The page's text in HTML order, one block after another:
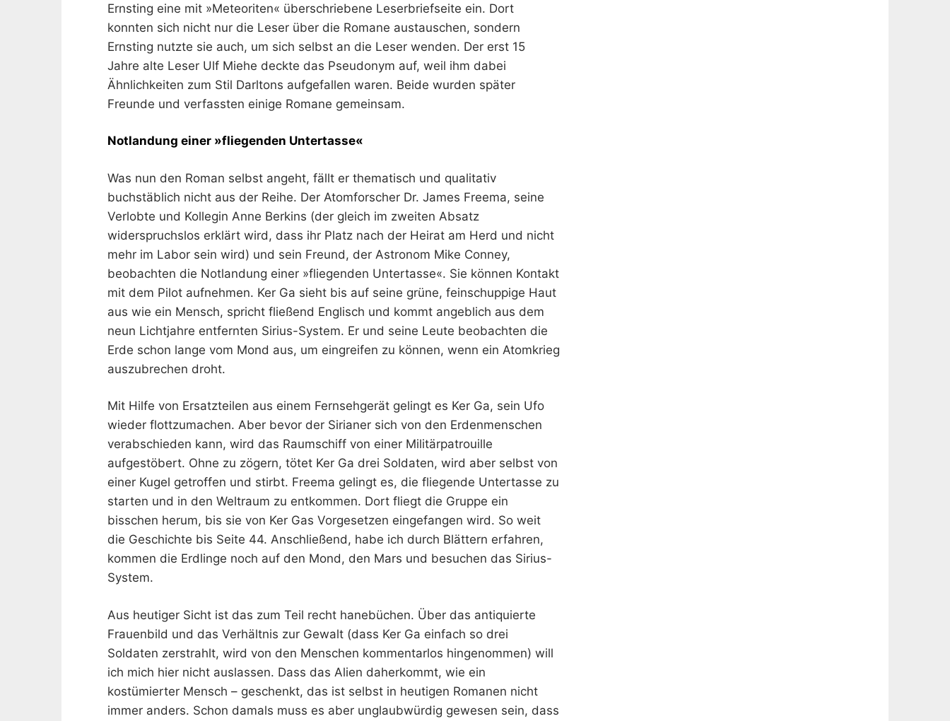
Ernsting eine mit »Meteoriten« überschriebene Leserbriefseite ein. Dort
konnten sich nicht nur die Leser über die Romane austauschen, sondern
Ernsting nutzte sie auch, um sich selbst an die Leser wenden. Der erst 15
Jahre alte Leser Ulf Miehe deckte das Pseudonym auf, weil ihm dabei
Ähnlichkeiten zum Stil Darltons aufgefallen waren. Beide wurden später
Freunde und verfassten einige Romane gemeinsam.
Notlandung einer »fliegenden Untertasse«
Was nun den Roman selbst angeht, fällt er thematisch und qualitativ
buchstäblich nicht aus der Reihe. Der Atomforscher Dr. James Freema, seine
Verlobte und Kollegin Anne Berkins (der gleich im zweiten Absatz
widerspruchslos erklärt wird, dass ihr Platz nach der Heirat am Herd und nicht
mehr im Labor sein wird) und sein Freund, der Astronom Mike Conney,
beobachten die Notlandung einer »fliegenden Untertasse«. Sie können Kontakt
mit dem Pilot aufnehmen. Ker Ga sieht bis auf seine grüne, feinschuppige Haut
aus wie ein Mensch, spricht fließend Englisch und kommt angeblich aus dem
neun Lichtjahre entfernten Sirius-System. Er und seine Leute beobachten die
Erde schon lange vom Mond aus, um eingreifen zu können, wenn ein Atomkrieg
auszubrechen droht.
Mit Hilfe von Ersatzteilen aus einem Fernsehgerät gelingt es Ker Ga, sein Ufo
wieder flottzumachen. Aber bevor der Sirianer sich von den Erdenmenschen
verabschieden kann, wird das Raumschiff von einer Militärpatrouille
aufgestöbert. Ohne zu zögern, tötet Ker Ga drei Soldaten, wird aber selbst von
einer Kugel getroffen und stirbt. Freema gelingt es, die fliegende Untertasse zu
starten und in den Weltraum zu entkommen. Dort fliegt die Gruppe ein
bisschen herum, bis sie von Ker Gas Vorgesetzen eingefangen wird. So weit
die Geschichte bis Seite 44. Anschließend, habe ich durch Blättern erfahren,
kommen die Erdlinge noch auf den Mond, den Mars und besuchen das Sirius-
System.
Aus heutiger Sicht ist das zum Teil recht hanebüchen. Über das antiquierte
Frauenbild und das Verhältnis zur Gewalt (dass Ker Ga einfach so drei
Soldaten zerstrahlt, wird von den Menschen kommentarlos hingenommen) will
ich mich hier nicht auslassen. Dass das Alien daherkommt, wie ein
kostümierter Mensch – geschenkt, das ist selbst in heutigen Romanen nicht
immer anders. Schon damals muss es aber unglaubwürdig gewesen sein, dass